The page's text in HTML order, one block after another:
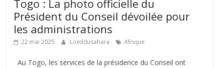
Togo : La photo officielle du
Président du Conseil dévoilée pour
les administrations
22 mai 2025 Loeildusahara Afrique
Au Togo, les services de la présidence du Conseil ont